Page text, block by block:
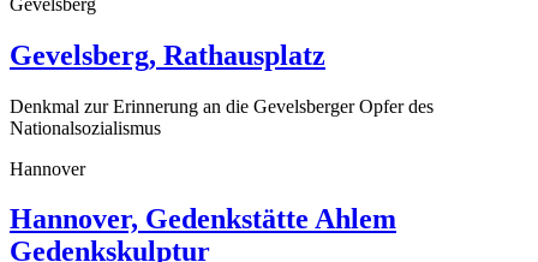
Gevelsberg, Rathausplatz
Denkmal zur Erinnerung an die Gevelsberger Opfer des
Nationalsozialismus
Hannover
Hannover, Gedenkstätte Ahlem
Gedenkskulptur